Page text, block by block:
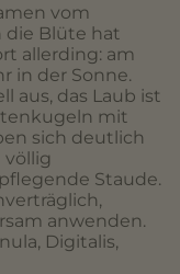
vom
die Blüte hat
allerding: am
in der Sonne.
aus, das Laub ist
mit
sich deutlich
völlig
Staude.
anwenden.
Digitalis,